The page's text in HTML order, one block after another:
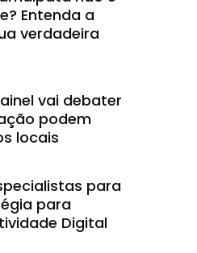
Entenda a
verdadeira
vai debater
podem
locais
para
para
Digital